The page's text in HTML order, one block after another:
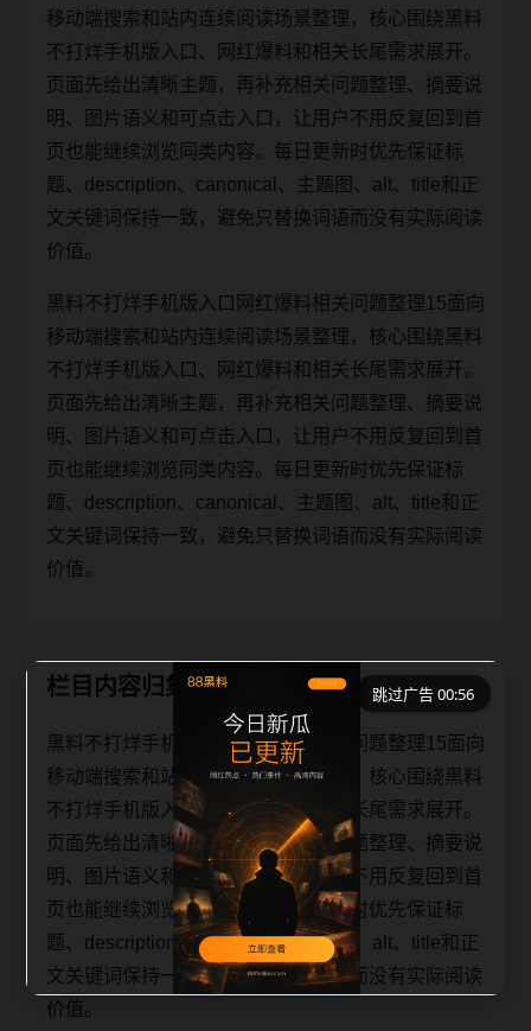
移动端搜索和站内连续阅读场景整理，核心围绕黑料
不打烊手机版入口、网红爆料和相关长尾需求展开。
页面先给出清晰主题，再补充相关问题整理、摘要说
明、图片语义和可点击入口，让用户不用反复回到首
页也能继续浏览同类内容。每日更新时优先保证标
题、description、canonical、主题图、alt、title和正
文关键词保持一致，避免只替换词语而没有实际阅读
价值。
黑料不打烊手机版入口网红爆料相关问题整理15面向
移动端搜索和站内连续阅读场景整理，核心围绕黑料
不打烊手机版入口、网红爆料和相关长尾需求展开。
页面先给出清晰主题，再补充相关问题整理、摘要说
明、图片语义和可点击入口，让用户不用反复回到首
页也能继续浏览同类内容。每日更新时优先保证标
题、description、canonical、主题图、alt、title和正
文关键词保持一致，避免只替换词语而没有实际阅读
价值。
栏目内容归集
黑料不打烊手机版入口网红爆料相关问题整理15面向
移动端搜索和站内连续阅读场景整理，核心围绕黑料
不打烊手机版入口、网红爆料和相关长尾需求展开。
页面先给出清晰主题，再补充相关问题整理、摘要说
明、图片语义和可点击入口，让用户不用反复回到首
页也能继续浏览同类内容。每日更新时优先保证标
题、description、canonical、主题图、alt、title和正
文关键词保持一致，避免只替换词语而没有实际阅读
价值。
跳过广告 00:56